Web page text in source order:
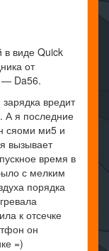
в виде Quick
от
— Da56.
вредит
А я последние
сяоми ми5 и
вызывает
время в
с мелким
порядка
к отсечке
он
=)